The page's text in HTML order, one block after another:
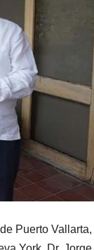
Puerto Vallarta,